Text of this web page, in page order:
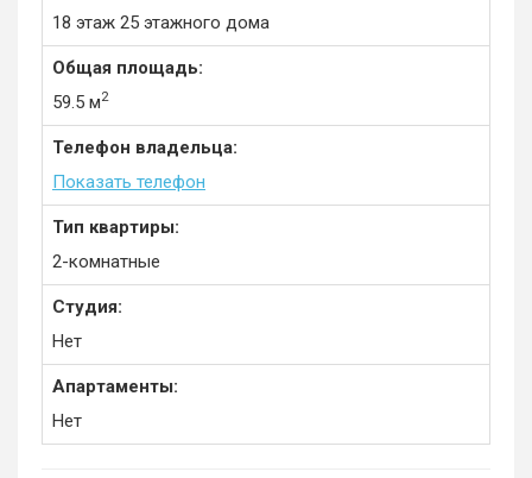
18 этаж 25 этажного дома
Общая площадь:
59.5 м2
Телефон владельца:
Показать телефон
Тип квартиры:
2-комнатные
Студия:
Нет
Апартаменты:
Нет